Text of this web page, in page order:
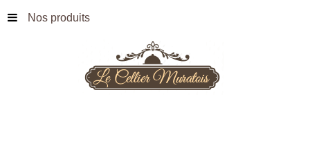
Nos produits